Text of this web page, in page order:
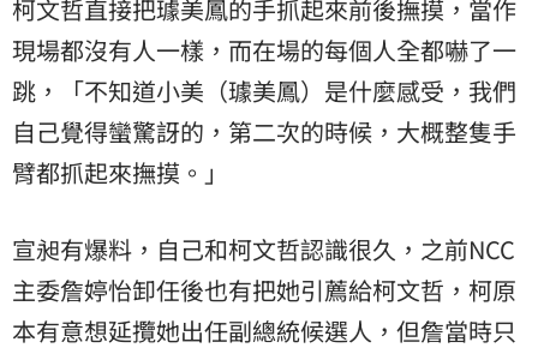
柯文哲直接把璩美鳳的手抓起來前後撫摸，當作
現場都沒有人一樣，而在場的每個人全都嚇了一
跳，「不知道小美（璩美鳳）是什麼感受，我們
自己覺得蠻驚訝的，第二次的時候，大概整隻手
臂都抓起來撫摸。」
宣昶有爆料，自己和柯文哲認識很久，之前NCC
主委詹婷怡卸任後也有把她引薦給柯文哲，柯原
本有意想延攬她出任副總統候選人，但詹當時只